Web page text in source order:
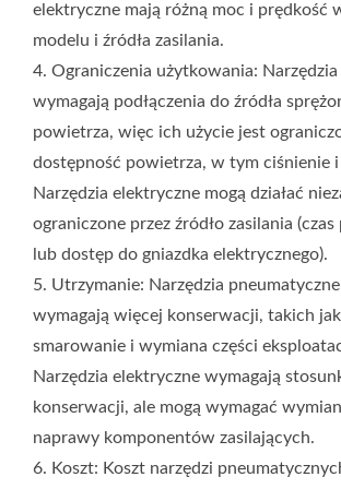
elektryczne mają różną moc i prędkość
modelu i źródła zasilania.
4. Ograniczenia użytkowania:
wymagają podłączenia do źródła
powietrza, więc ich użycie jest
dostępność powietrza, w tym ciśnienie i
Narzędzia elektryczne mogą działać
ograniczone przez źródło zasilania
lub dostęp do gniazdka elektrycznego).
5. Utrzymanie: Narzędzia
wymagają więcej konserwacji, takich jak
smarowanie i wymiana części
Narzędzia elektryczne wymagają
konserwacji, ale mogą wymagać
naprawy komponentów zasilających.
6. Koszt: Koszt narzędzi